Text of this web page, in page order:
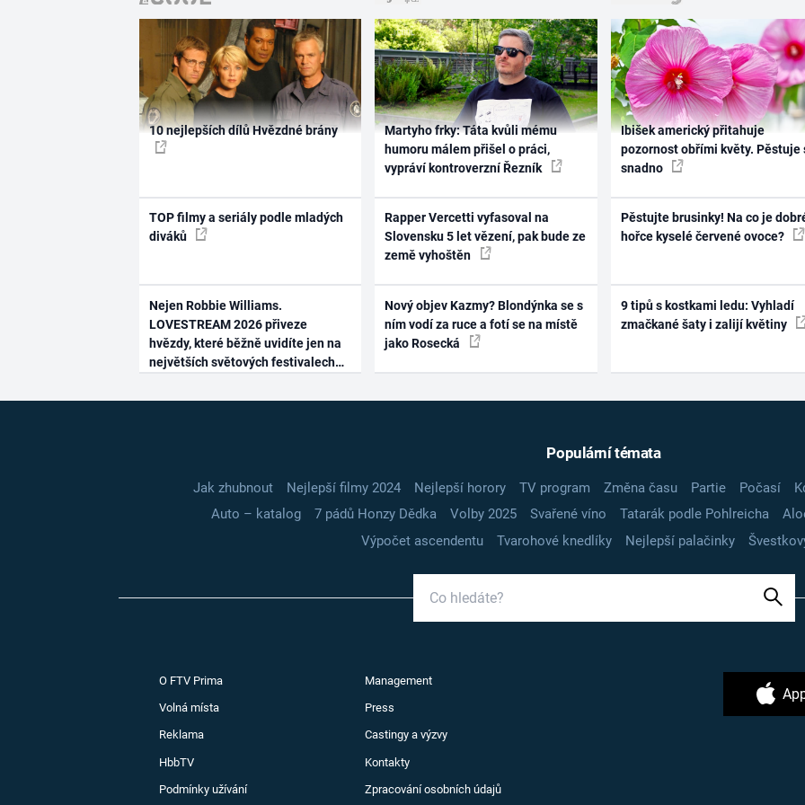
10 nejlepších dílů Hvězdné brány
TOP filmy a seriály podle mladých
diváků
Nejen Robbie Williams.
LOVESTREAM 2026 přiveze
hvězdy, které běžně uvidíte jen na
největších světových festivalech
Martyho frky: Táta kvůli mému
humoru málem přišel o práci,
vypráví kontroverzní Řezník
Rapper Vercetti vyfasoval na
Slovensku 5 let vězení, pak bude ze
země vyhoštěn
Nový objev Kazmy? Blondýnka se s
ním vodí za ruce a fotí se na místě
jako Rosecká
Ibišek americký přitahuje
pozornost obřími květy. Pěstuje
snadno
Pěstujte brusinky! Na co je
hořce kyselé červené ovoce?
9 tipů s kostkami ledu: Vyhladí
zmačkané šaty i zalijí květiny
Populární témata
Jak zhubnout Nejlepší filmy 2024 Nejlepší horory TV program Změna času Partie Počasí
Auto – katalog
7 pádů Honzy Dědka Volby 2025 Svařené víno Tatarák podle Pohlreicha
Výpočet ascendentu
Tvarohové knedlíky Nejlepší palačinky
O FTV Prima Management
Volná místa Press
Reklama Castingy a výzvy
HbbTV Kontakty
Podmínky užívání Zpracování osobních údajů